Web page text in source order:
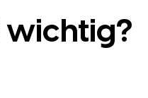
wichtig?